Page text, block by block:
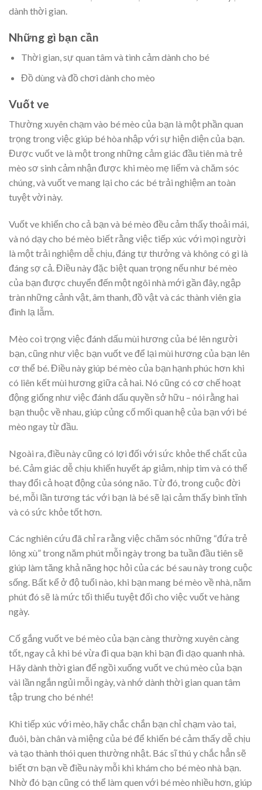
dành thời gian.
Những gì bạn cần
Thời gian, sự quan tâm và tình cảm dành cho bé
Đồ dùng và đồ chơi dành cho mèo
Vuốt ve
Thường xuyên chạm vào bé mèo của bạn là một phần quan
trọng trong việc giúp bé hòa nhập với sự hiện diện của bạn.
Được vuốt ve là một trong những cảm giác đầu tiên mà trẻ
mèo sơ sinh cảm nhận được khi mèo mẹ liếm và chăm sóc
chúng, và vuốt ve mang lại cho các bé trải nghiệm an toàn
tuyệt vời này.
Vuốt ve khiến cho cả bạn và bé mèo đều cảm thấy thoải mái,
và nó dạy cho bé mèo biết rằng việc tiếp xúc với mọi người
là một trải nghiệm dễ chịu, đáng tự thưởng và không có gì là
đáng sợ cả. Điều này đặc biệt quan trọng nếu như bé mèo
của bạn được chuyển đến một ngôi nhà mới gần đây, ngập
tràn những cảnh vật, âm thanh, đồ vật và các thành viên gia
đình lạ lẫm.
Mèo coi trọng việc đánh dấu mùi hương của bé lên người
bạn, cũng như việc bạn vuốt ve để lại mùi hương của bạn lên
cơ thể bé. Điều này giúp bé mèo của bạn hạnh phúc hơn khi
có liên kết mùi hương giữa cả hai. Nó cũng có cơ chế hoạt
động giống như việc đánh dấu quyền sở hữu – nói rằng hai
bạn thuộc về nhau, giúp củng cố mối quan hệ của bạn với bé
mèo ngay từ đầu.
Ngoài ra, điều này cũng có lợi đối với sức khỏe thể chất của
bé. Cảm giác dễ chịu khiến huyết áp giảm, nhịp tim và có thể
thay đổi cả hoạt động của sóng não. Từ đó, trong cuộc đời
bé, mỗi lần tương tác với bạn là bé sẽ lại cảm thấy bình tĩnh
và có sức khỏe tốt hơn.
Các nghiên cứu đã chỉ ra rằng việc chăm sóc những “đứa trẻ
lông xù” trong năm phút mỗi ngày trong ba tuần đầu tiên sẽ
giúp làm tăng khả năng học hỏi của các bé sau này trong cuộc
sống. Bất kể ở độ tuổi nào, khi bạn mang bé mèo về nhà, năm
phút đó sẽ là mức tối thiểu tuyệt đối cho việc vuốt ve hàng
ngày.
Cố gắng vuốt ve bé mèo của bạn càng thường xuyên càng
tốt, ngay cả khi bé vừa đi qua bạn khi bạn đi dạo quanh nhà.
Hãy dành thời gian để ngồi xuống vuốt ve chú mèo của bạn
vài lần ngắn ngủi mỗi ngày, và nhớ dành thời gian quan tâm
tập trung cho bé nhé!
Khi tiếp xúc với mèo, hãy chắc chắn bạn chỉ chạm vào tai,
đuôi, bàn chân và miệng của bé để khiến bé cảm thấy dễ chịu
và tạo thành thói quen thường nhật. Bác sĩ thú y chắc hẳn sẽ
biết ơn bạn về điều này mỗi khi khám cho bé mèo nhà bạn.
Nhờ đó bạn cũng có thể làm quen với bé mèo nhiều hơn, giúp